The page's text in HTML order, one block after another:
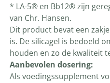
* LA-5® en Bb12® zijn
van Chr. Hansen.
Dit product bevat een
is. De silicagel is bedoeld
houden en zo de kwaliteit
Aanbevolen dosering:
Als voedingssupplement